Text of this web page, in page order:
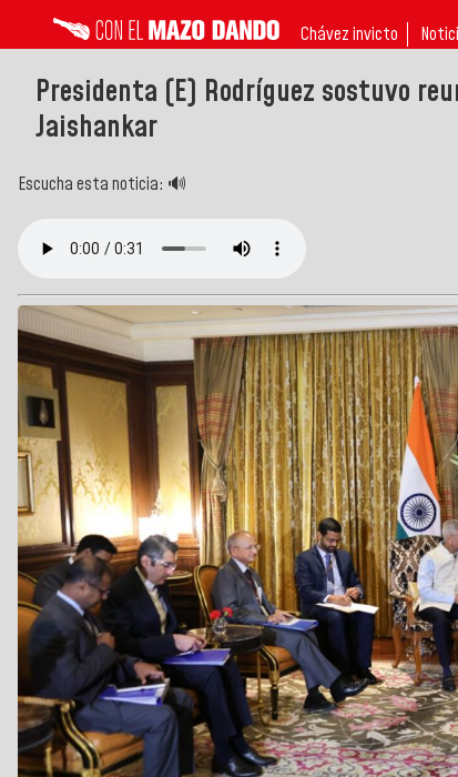
Chávez invicto
Presidenta (E) Rodríguez sostuvo
Jaishankar
Escucha esta noticia: 🔊